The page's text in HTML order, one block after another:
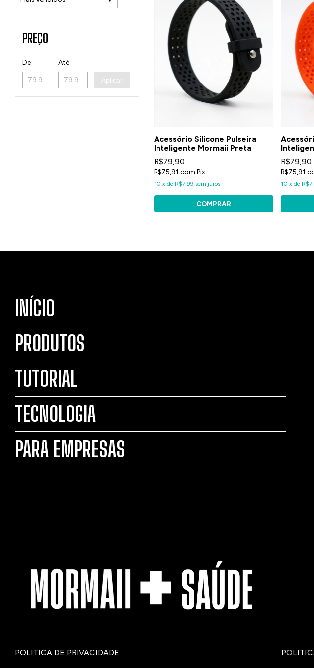
PREÇO
De Até
Aplicar
Acessório Silicone Pulseira
Inteligente Mormaii Preta
R$79,90
R$75,91 com Pix
10 x de R$7,99 sem juros
R$79,90
R$75,91
10 x de
INÍCIO
PRODUTOS
TUTORIAL
TECNOLOGIA
PARA EMPRESAS
POLITICA DE PRIVACIDADE